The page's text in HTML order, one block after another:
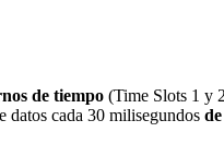
de tiempo (Time Slots 1 y
datos cada 30 milisegundos